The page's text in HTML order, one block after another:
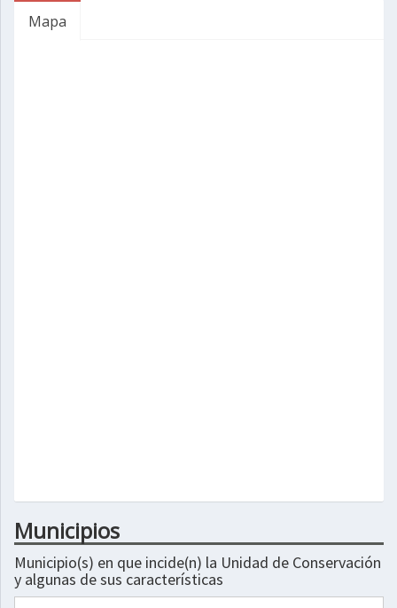
Mapa
Municipios
Municipio(s) en que incide(n) la Unidad de Conservación
y algunas de sus características